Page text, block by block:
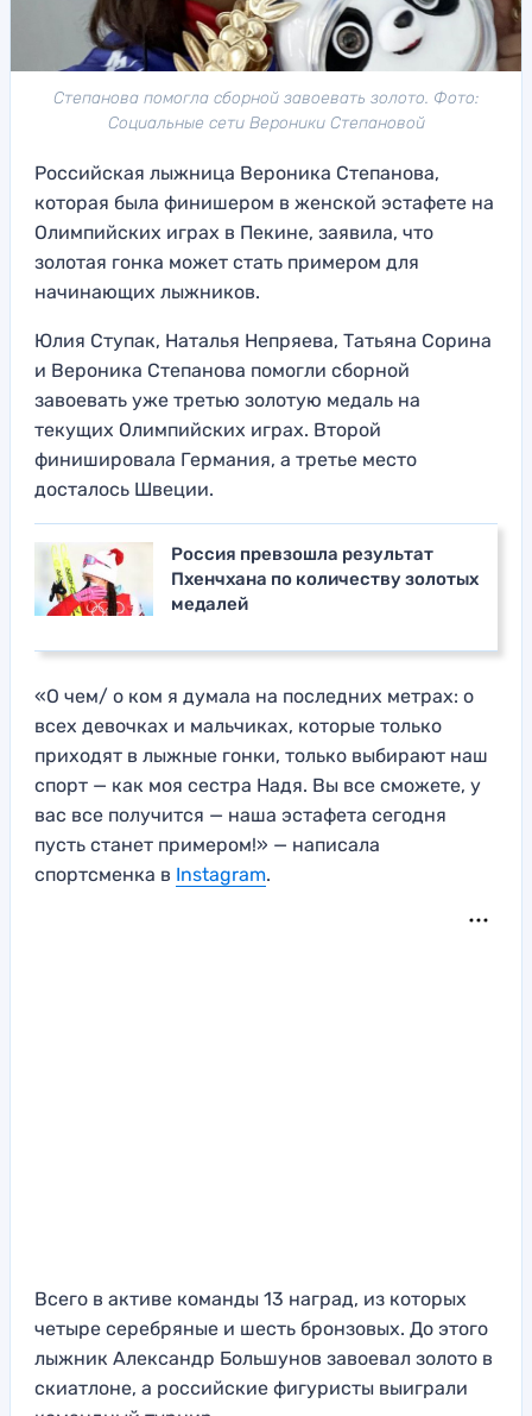
Степанова помогла сборной завоевать золото. Фото:
Социальные сети Вероники Степановой
Российская лыжница Вероника Степанова,
которая была финишером в женской эстафете на
Олимпийских играх в Пекине, заявила, что
золотая гонка может стать примером для
начинающих лыжников.
Юлия Ступак, Наталья Непряева, Татьяна Сорина
и Вероника Степанова помогли сборной
завоевать уже третью золотую медаль на
текущих Олимпийских играх. Второй
финишировала Германия, а третье место
досталось Швеции.
Россия превзошла результат
Пхенчхана по количеству золотых
медалей
«О чем/ о ком я думала на последних метрах: о
всех девочках и мальчиках, которые только
приходят в лыжные гонки, только выбирают наш
спорт — как моя сестра Надя. Вы все сможете, у
вас все получится — наша эстафета сегодня
пусть станет примером!» — написала
спортсменка в Instagram.
Всего в активе команды 13 наград, из которых
четыре серебряные и шесть бронзовых. До этого
лыжник Александр Большунов завоевал золото в
скиатлоне, а российские фигуристы выиграли